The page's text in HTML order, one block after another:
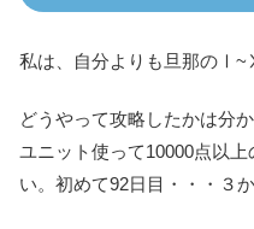
私は、自分よりも旦那の
どうやって攻略したかは分
ユニット使って10000点以
い。初めて92日目・・・３